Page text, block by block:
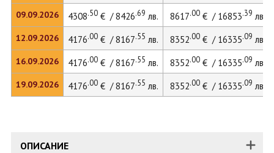
09.09.2026
12.09.2026
16.09.2026
19.09.2026
4308.50€ / 8426.69 лв. 8617.00€ / 16853.39 лв.
4176.00€ / 8167.55 лв. 8352.00€ / 16335.09 лв.
4176.00€ / 8167.55 лв. 8352.00€ / 16335.09 лв.
4176.00€ / 8167.55 лв. 8352.00€ / 16335.09 лв.
ОПИСАНИЕ